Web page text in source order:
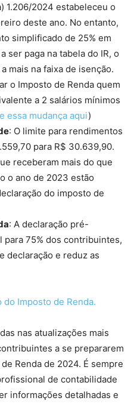
1.206/2024 estabeleceu o
deste ano. No entanto,
simplificado de 25% em
ser paga na tabela do IR, o
mais na faixa de isenção.
o Imposto de Renda quem
a 2 salários mínimos
essa mudança aqui)
: O limite para rendimentos
para R$ 30.639,90.
receberam mais do que
o ano de 2023 estão
do imposto de
: A declaração pré-
75% dos contribuintes,
declaração e reduz as
do Imposto de Renda.
nas atualizações mais
a se prepararem
Renda de 2024. É sempre
de contabilidade
informações detalhadas e